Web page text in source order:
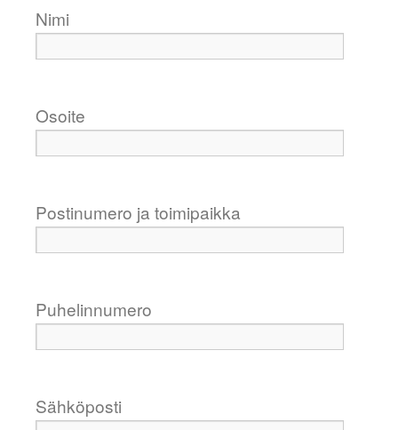
Nimi
Osoite
Postinumero ja toimipaikka
Puhelinnumero
Sähköposti